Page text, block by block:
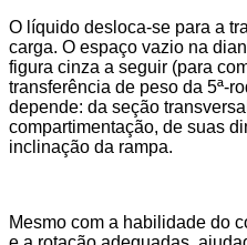
O líquido desloca-se para a
carga. O espaço vazio na
figura cinza a seguir (para
transferência de peso da 5ª-
depende: da seção
compartimentação, de suas
inclinação da rampa.
Mesmo com a habilidade do